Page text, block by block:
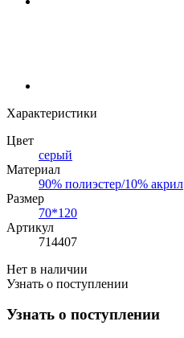
Характеристики
Цвет
серый
Материал
90% полиэстер/10% акрил
Размер
70*120
Артикул
714407
Нет в наличии
Узнать о поступлении
Узнать о поступлении